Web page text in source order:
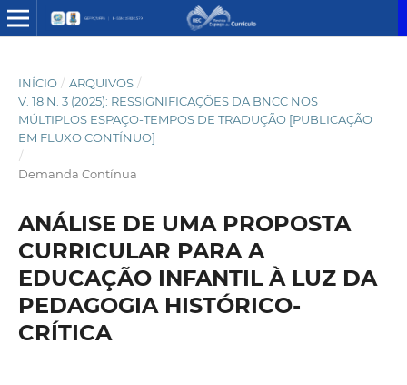
INÍCIO / ARQUIVOS /
V. 18 N. 3 (2025): RESSIGNIFICAÇÕES DA BNCC NOS
MÚLTIPLOS ESPAÇO-TEMPOS DE TRADUÇÃO [PUBLICAÇÃO
EM FLUXO CONTÍNUO]
/
Demanda Contínua
ANÁLISE DE UMA PROPOSTA
CURRICULAR PARA A
EDUCAÇÃO INFANTIL À LUZ DA
PEDAGOGIA HISTÓRICO-
CRÍTICA